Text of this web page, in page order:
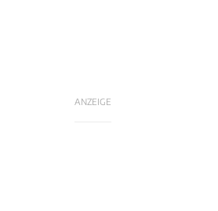
ANZEIGE